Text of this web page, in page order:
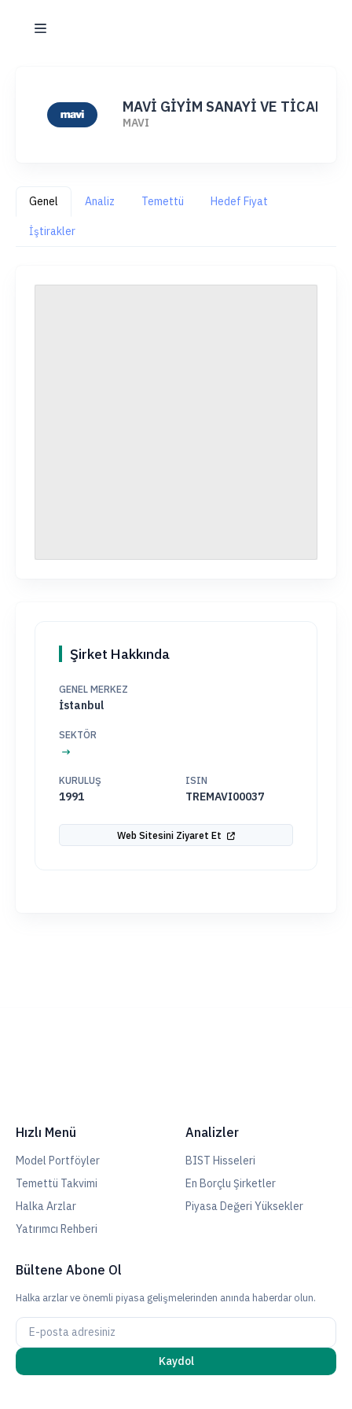
MAVİ GİYİM SANAYİ VE TİCARET
MAVI
Genel Analiz Temettü Hedef Fiyat
İştirakler
Şirket Hakkında
GENEL MERKEZ
İstanbul
SEKTÖR
KURULUŞ
1991
ISIN
TREMAVI00037
Web Sitesini Ziyaret Et
Hızlı Menü
Model Portföyler
Temettü Takvimi
Halka Arzlar
Yatırımcı Rehberi
Analizler
BIST Hisseleri
En Borçlu Şirketler
Piyasa Değeri Yüksekler
Bültene Abone Ol
Halka arzlar ve önemli piyasa gelişmelerinden anında haberdar olun.
Kaydol